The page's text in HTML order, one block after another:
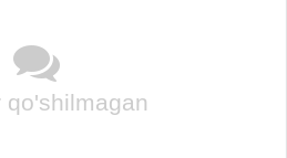
qo'shilmagan